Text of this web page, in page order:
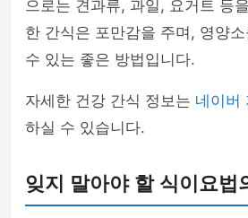
으로는 견과류, 과일, 요거트 등
한 간식은 포만감을 주며, 영양
수 있는 좋은 방법입니다.
자세한 건강 간식 정보는 네이버
하실 수 있습니다.
잊지 말아야 할 식이요법